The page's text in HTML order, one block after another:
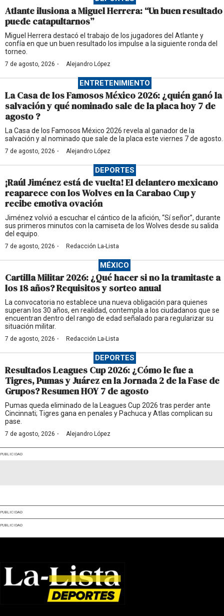
Atlante ilusiona a Miguel Herrera: “Un buen resultado
puede catapultarnos”
Miguel Herrera destacó el trabajo de los jugadores del Atlante y
confía en que un buen resultado los impulse a la siguiente ronda del
torneo.
7 de agosto, 2026 · Alejandro López
ENTRETENIMIENTO
La Casa de los Famosos México 2026: ¿quién ganó la
salvación y qué nominado sale de la placa hoy 7 de
agosto ?
La Casa de los Famosos México 2026 revela al ganador de la
salvación y al nominado que sale de la placa este viernes 7 de agosto.
7 de agosto, 2026 · Alejandro López
DEPORTES
¡Raúl Jiménez está de vuelta! El delantero mexicano
reaparece con los Wolves en la Carabao Cup y
recibe emotiva ovación
Jiménez volvió a escuchar el cántico de la afición, “Sí señor”, durante
sus primeros minutos con la camiseta de los Wolves desde su salida
del equipo.
7 de agosto, 2026 · Redacción La-Lista
MÉXICO
Cartilla Militar 2026: ¿Qué hacer si no la tramitaste a
los 18 años? Requisitos y sorteo anual
La convocatoria no establece una nueva obligación para quienes
superan los 30 años, en realidad, contempla a los ciudadanos que se
encuentran dentro del rango de edad señalado para regularizar su
situación militar.
7 de agosto, 2026 · Redacción La-Lista
DEPORTES
Resultados Leagues Cup 2026: ¿Cómo le fue a
Tigres, Pumas y Juárez en la Jornada 2 de la Fase de
Grupos? Resumen HOY 7 de agosto
Pumas queda eliminado de la Leagues Cup 2026 tras perder ante
Cincinnati; Tigres gana en penales y Pachuca y Atlas complican su
pase.
7 de agosto, 2026 · Alejandro López
PUBLICIDAD
PUBLICIDAD
PUBLICIDAD